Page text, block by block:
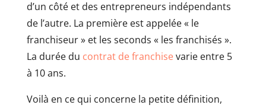
d’un côté et des entrepreneurs indépendants
de l’autre. La première est appelée « le
franchiseur » et les seconds « les franchisés ».
La durée du contrat de franchisevarie entre 5
à 10 ans.
Voilà en ce qui concerne la petite définition,